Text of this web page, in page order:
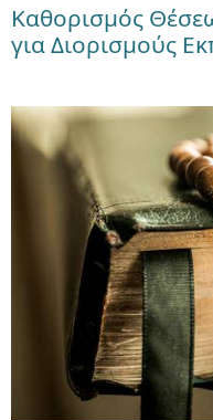
Καθορισμός
για Διορισμούς